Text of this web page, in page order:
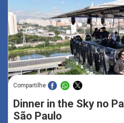
Compartilhe
Dinner in the Sky no
São Paulo